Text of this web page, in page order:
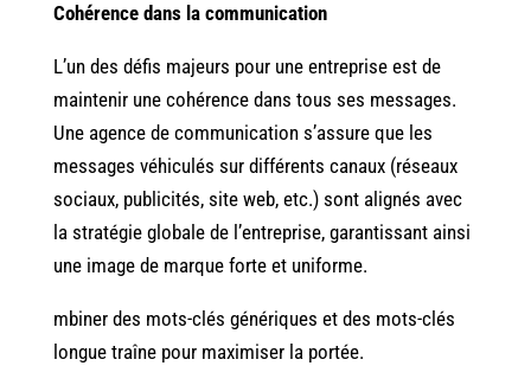
Cohérence dans la communication
L’un des défis majeurs pour une entreprise est de
maintenir une cohérence dans tous ses messages.
Une agence de communication s’assure que les
messages véhiculés sur différents canaux (réseaux
sociaux, publicités, site web, etc.) sont alignés avec
la stratégie globale de l’entreprise, garantissant ainsi
une image de marque forte et uniforme.
mbiner des mots-clés génériques et des mots-clés
longue traîne pour maximiser la portée.